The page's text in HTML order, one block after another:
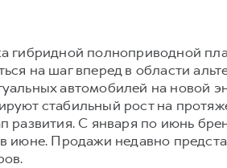
гибридной полноприводной
на шаг вперед в области
автомобилей на новой
стабильный рост на
развития. С января по июнь
июне. Продажи недавно